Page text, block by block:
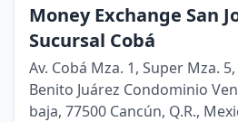
Money Exchange San
Sucursal Cobá
Av. Cobá Mza. 1, Super Mza.
Benito Juárez Condominio
baja, 77500 Cancún, Q.R.,